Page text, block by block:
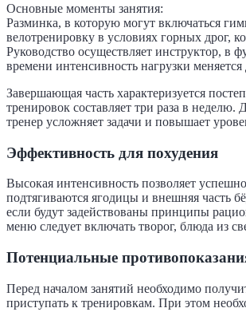
Основные моменты занятия:
Разминка, в которую могут включаться
велотренировку в условиях горных дрог,
Руководство осуществляет инструктор, в
времени интенсивность нагрузки
Завершающая часть характеризуется
тренировок составляет три раза в
тренер усложняет задачи и повышает
Эффективность для похудения
Высокая интенсивность позволяет
подтягиваются ягодицы и внешняя часть
если будут задействованы принципы
меню следует включать творог, блюда из
Потенциальные
Перед началом занятий необходимо
приступать к тренировкам. При этом